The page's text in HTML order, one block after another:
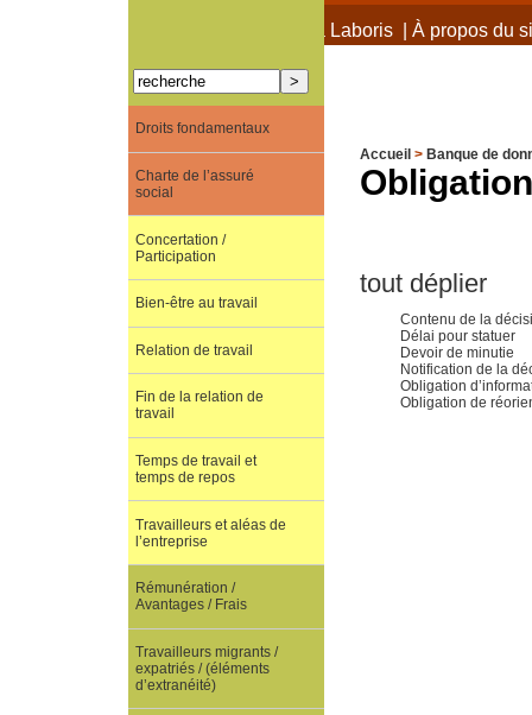
À propos de Terra Laboris| À propos du
Accueil > Banque de
tout déplier
Contenu de la
Délai pour statuer
Devoir de minutie
Notification de la
Obligation
Obligation de
Droits fondamentaux
Charte de l’assuré
social
Concertation /
Participation
Bien-être au travail
Relation de travail
Fin de la relation de
travail
Temps de travail et
temps de repos
Travailleurs et aléas de
l’entreprise
Rémunération /
Avantages / Frais
Travailleurs migrants /
expatriés / (éléments
d’extranéité)